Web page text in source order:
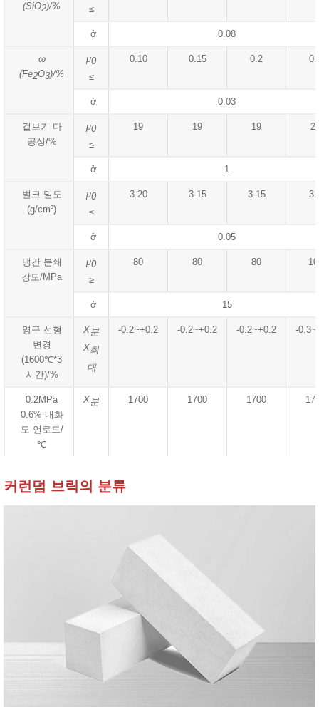
(SiO2)/%
≤
ở 0.08
ω
(Fe2O3)/%
μ0
≤
0.10 0.15 0.2
ở 0.03
겉보기 다
공성/%
μ0
≤
19 19 19
ở 1
벌크 밀도
(g/cm³)
μ0
≤
3.20 3.15 3.15
ở 0.05
냉간 분쇄
강도/MPa
μ0
≥
80 80 80
ở 15
영구 선형
변경
(1600℃*3
시간)/%
X분
X최
대
-0.2~+0.2 -0.2~+0.2 -0.2~+0.2 -
0.2MPa
0.6% 내화
도 언로드/
℃
X분 1700 1700 1700
커런덤 브릭의 분류